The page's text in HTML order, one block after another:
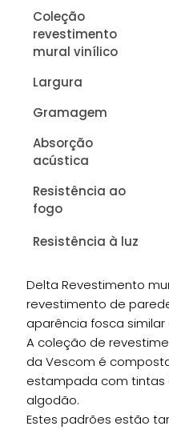
Coleção
revestimento
mural vinílico
Largura
Gramagem
Absorção
acústica
Resistência ao
fogo
Resistência à luz
Delta Revestimento
revestimento de
aparência fosca similar
A coleção de
da Vescom é
estampada com tintas
algodão.
Estes padrões estão